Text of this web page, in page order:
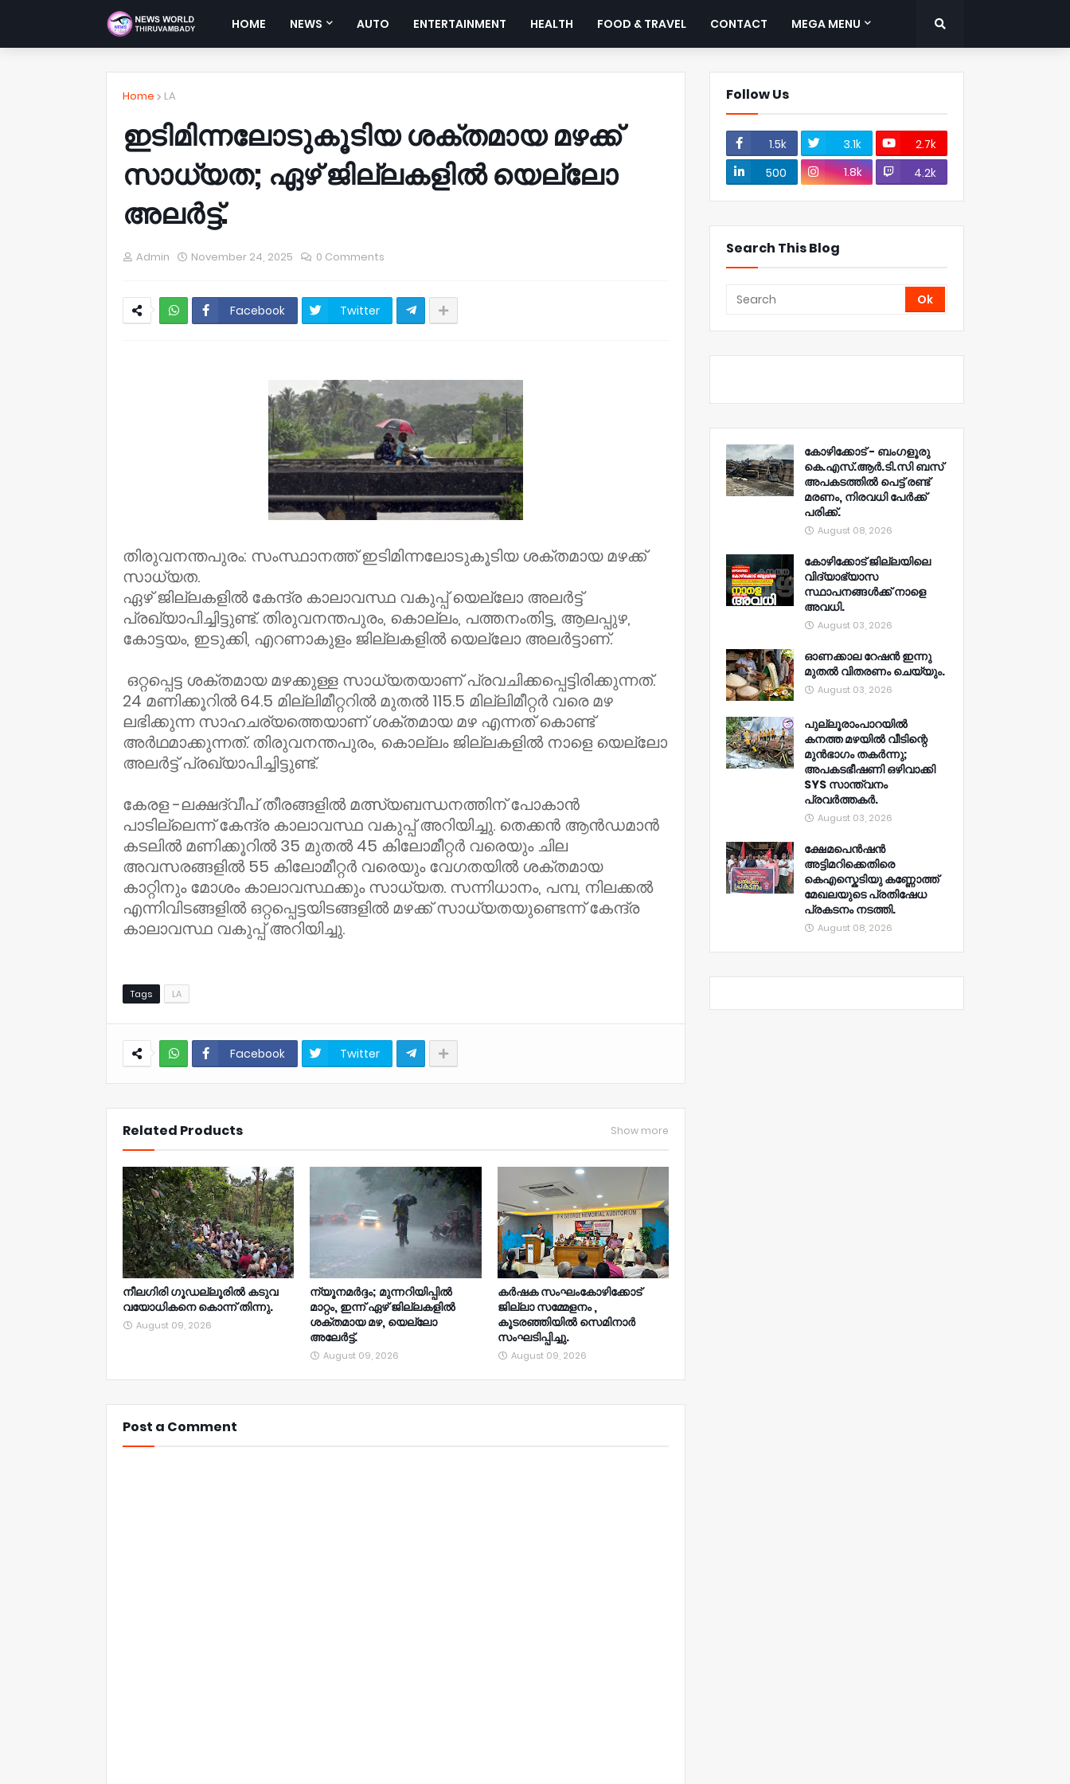
HOME NEWS AUTO ENTERTAINMENT HEALTH FOOD & TRAVEL CONTACT MEGA MENU
Home LA
ഇടിമിന്നലോടുകൂടിയ ശക്തമായ മഴക്ക്
സാധ്യത; ഏഴ് ജില്ലകളിൽ യെല്ലോ
അലർട്ട്.
Admin November 24, 2025 0 Comments
Facebook Twitter
തിരുവനന്തപുരം: സംസ്ഥാനത്ത് ഇടിമിന്നലോടുകൂടിയ ശക്തമായ മഴക്ക്
സാധ്യത.
ഏഴ് ജില്ലകളിൽ കേന്ദ്ര കാലാവസ്ഥ വകുപ്പ് യെല്ലോ അലർട്ട്
പ്രഖ്യാപിച്ചിട്ടുണ്ട്. തിരുവനന്തപുരം, കൊല്ലം, പത്തനംതിട്ട, ആലപ്പുഴ,
കോട്ടയം, ഇടുക്കി, എറണാകുളം ജില്ലകളിൽ യെല്ലോ അലർട്ടാണ്.
ഒറ്റപ്പെട്ട ശക്തമായ മഴക്കുള്ള സാധ്യതയാണ് പ്രവചിക്കപ്പെട്ടിരിക്കുന്നത്.
24 മണിക്കൂറിൽ 64.5 മില്ലിമീറ്ററിൽ മുതൽ 115.5 മില്ലിമീറ്റർ വരെ മഴ
ലഭിക്കുന്ന സാഹചര്യത്തെയാണ് ശക്തമായ മഴ എന്നത് കൊണ്ട്
അർഥമാക്കുന്നത്. തിരുവനന്തപുരം, കൊല്ലം ജില്ലകളിൽ നാളെ യെല്ലോ
അലർട്ട് പ്രഖ്യാപിച്ചിട്ടുണ്ട്.
കേരള -ലക്ഷദ്വീപ് തീരങ്ങളിൽ മത്സ്യബന്ധനത്തിന് പോകാൻ
പാടില്ലെന്ന് കേന്ദ്ര കാലാവസ്ഥ വകുപ്പ് അറിയിച്ചു. തെക്കൻ ആൻഡമാൻ
കടലിൽ മണിക്കൂറിൽ 35 മുതൽ 45 കിലോമീറ്റർ വരെയും ചില
അവസരങ്ങളിൽ 55 കിലോമീറ്റർ വരെയും വേഗതയിൽ ശക്തമായ
കാറ്റിനും മോശം കാലാവസ്ഥക്കും സാധ്യത. സന്നിധാനം, പമ്പ, നിലക്കൽ
എന്നിവിടങ്ങളിൽ ഒറ്റപ്പെട്ടയിടങ്ങളിൽ മഴക്ക് സാധ്യതയുണ്ടെന്ന് കേന്ദ്ര
കാലാവസ്ഥ വകുപ്പ് അറിയിച്ചു.
Tags LA
Facebook Twitter
Related Products Show more
നീലഗിരി ഗൂഡല്ലൂരിൽ കടുവ
വയോധികനെ കൊന്ന് തിന്നു.
August 09, 2026
ന്യൂനമര്‍ദ്ദം; മുന്നറിയിപ്പില്‍
മാറ്റം, ഇന്ന് ഏഴ് ജില്ലകളില്‍
ശക്തമായ മഴ, യെല്ലോ
അലേര്‍ട്ട്.
August 09, 2026
കർഷക സംഘംകോഴിക്കോട്
ജില്ലാ സമ്മേളനം ,
കൂടരഞ്ഞിയിൽ സെമിനാർ
സംഘടിപ്പിച്ചു.
August 09, 2026
Post a Comment
Follow Us
1.5k 3.1k
2.7k
500
1.8k 4.2k
Search This Blog
കോഴിക്കോട് - ബംഗളൂരു
കെ.എസ്.ആർ.ടി.സി ബസ്
അപകടത്തിൽ പെട്ട് രണ്ട്
മരണം, നിരവധി പേർക്ക്
പരിക്ക്.
August 08, 2026
കോഴിക്കോട് ജില്ലയിലെ
വിദ്യാഭ്യാസ
സ്ഥാപനങ്ങൾക്ക് നാളെ
അവധി.
August 03, 2026
ഓണക്കാല റേഷൻ ഇന്നു
മുതല്‍ വിതരണം ചെയ്യും.
August 03, 2026
പുല്ലൂരാംപാറയിൽ
കനത്ത മഴയിൽ വീടിന്റെ
മുൻഭാഗം തകർന്നു;
അപകടഭീഷണി ഒഴിവാക്കി
SYS സാന്ത്വനം
പ്രവർത്തകർ.
August 03, 2026
ക്ഷേമപെൻഷൻ
അട്ടിമറിക്കെതിരെ
കെഎസ്കെടിയു കണ്ണോത്ത്
മേഖലയുടെ പ്രതിഷേധ
പ്രകടനം നടത്തി.
August 08, 2026